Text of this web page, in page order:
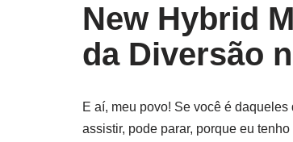
New Hybrid
da Diversão
E aí, meu povo! Se você é
assistir, pode parar, porque eu